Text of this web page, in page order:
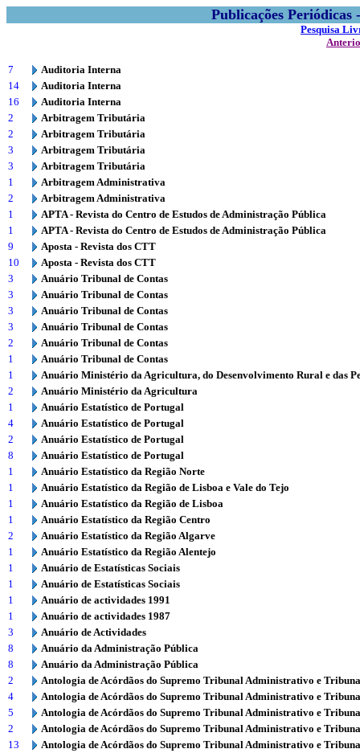
Publicações
Pesquisa
7
Auditoria Interna
14
Auditoria Interna
16
Auditoria Interna
2
Arbitragem Tributária
2
Arbitragem Tributária
3
Arbitragem Tributária
3
Arbitragem Tributária
1
Arbitragem Administrativa
2
Arbitragem Administrativa
1
APTA - Revista do Centro de Estudos de Administração Pública
1
APTA - Revista do Centro de Estudos de Administração Pública
9
Aposta - Revista dos CTT
10
Aposta - Revista dos CTT
3
Anuário Tribunal de Contas
3
Anuário Tribunal de Contas
3
Anuário Tribunal de Contas
3
Anuário Tribunal de Contas
2
Anuário Tribunal de Contas
1
Anuário Tribunal de Contas
1
Anuário Ministério da Agricultura, do Desenvolvimento Rural e das
2
Anuário Ministério da Agricultura
1
Anuário Estatístico de Portugal
4
Anuário Estatístico de Portugal
2
Anuário Estatístico de Portugal
8
Anuário Estatístico de Portugal
1
Anuário Estatístico da Região Norte
1
Anuário Estatístico da Região de Lisboa e Vale do Tejo
1
Anuário Estatístico da Região de Lisboa
1
Anuário Estatístico da Região Centro
2
Anuário Estatístico da Região Algarve
1
Anuário Estatístico da Região Alentejo
1
Anuário de Estatísticas Sociais
1
Anuário de Estatísticas Sociais
1
Anuário de actividades 1991
1
Anuário de actividades 1987
3
Anuário de Actividades
8
Anuário da Administração Pública
8
Anuário da Administração Pública
2
Antologia de Acórdãos do Supremo Tribunal Administrativo e
4
Antologia de Acórdãos do Supremo Tribunal Administrativo e
5
Antologia de Acórdãos do Supremo Tribunal Administrativo e
2
Antologia de Acórdãos do Supremo Tribunal Administrativo e
13
Antologia de Acórdãos do Supremo Tribunal Administrativo e